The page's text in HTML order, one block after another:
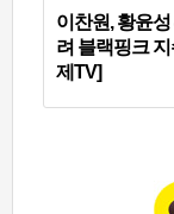
이찬원, 황윤
려 블랙핑크
제TV]